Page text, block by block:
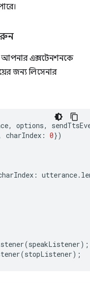
আপনার এক্সটেনশনকে
জন্য লিসেনার
, options,
charIndex : 0})
: utterance.
(speakListener);
(stopListener);